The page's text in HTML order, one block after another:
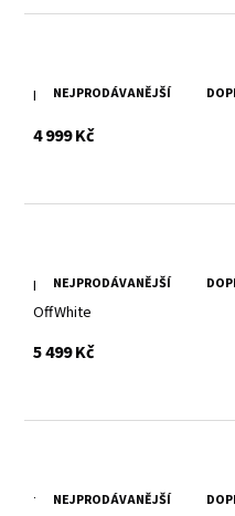
NEJPRODÁVANĚJŠÍ
Kožená dámská bunda
4 999 Kčs DPH
NEJPRODÁVANĚJŠÍ
Bílá pánská kožená bunda s
OffWhite
5 499 Kčs DPH
NEJPRODÁVANĚJŠÍ
Tmavě modrá kožená pánská